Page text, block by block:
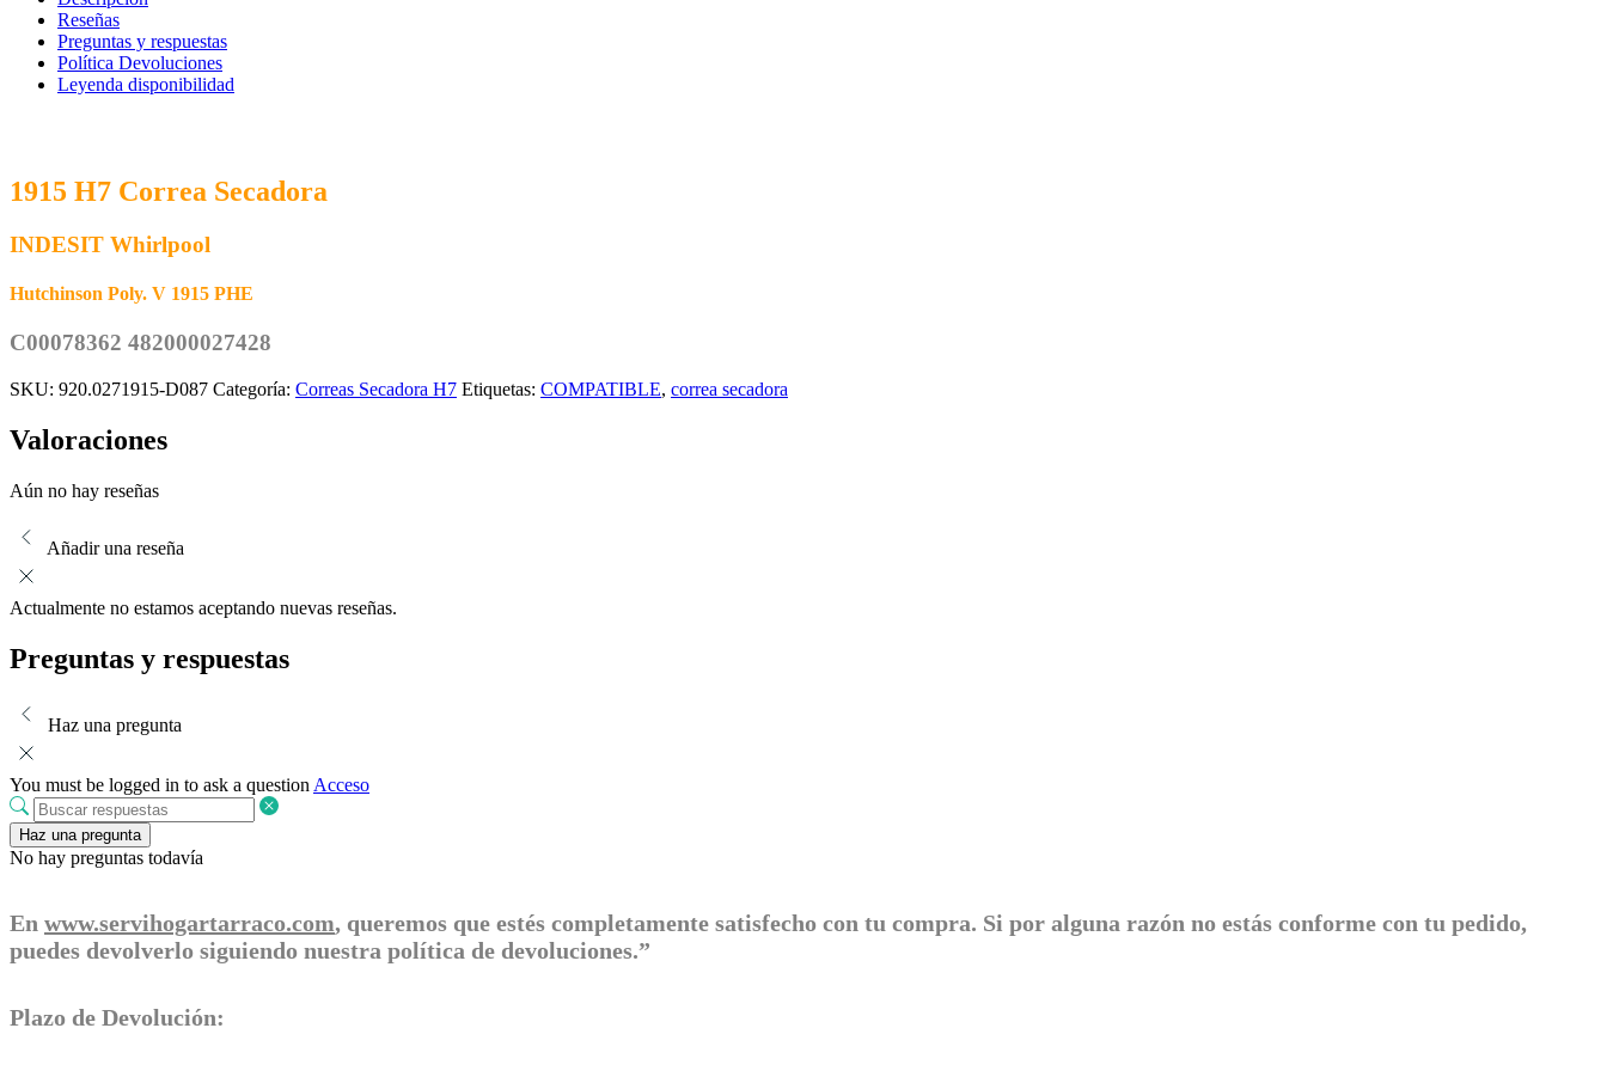
INDESIT
C00078362
cantidad
Reseñas
Preguntas y respuestas
Política Devoluciones
Leyenda disponibilidad
1915 H7 Correa Secadora
INDESIT Whirlpool
Hutchinson Poly. V 1915 PHE
C00078362 482000027428
SKU: 920.0271915-D087 Categoría: Correas Secadora H7 Etiquetas: COMPATIBLE, correa secadora
Valoraciones
Aún no hay reseñas
Añadir una reseña
Actualmente no estamos aceptando nuevas reseñas.
Preguntas y respuestas
Haz una pregunta
You must be logged in to ask a questionAcceso
Haz una pregunta
No hay preguntas todavía
En www.servihogartarraco.com, queremos que estés completamente satisfecho con tu compra. Si por alguna razón no estás conforme con tu pedido,
puedes devolverlo siguiendo nuestra política de devoluciones.”
Plazo de Devolución: